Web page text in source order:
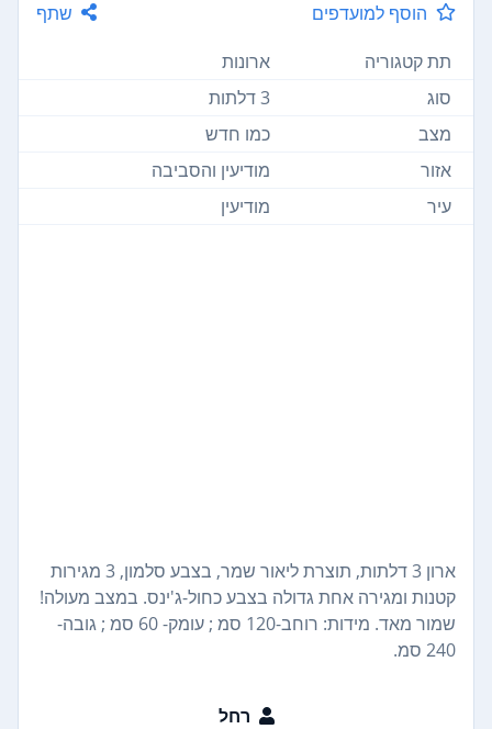
הוסף למועדפים
שתף
תת קטגוריה
ארונות
סוג
3 דלתות
מצב
כמו חדש
אזור
מודיעין והסביבה
עיר
מודיעין
ארון 3 דלתות, תוצרת ליאור שמר, בצבע סלמון, 3 מגירות
קטנות ומגירה אחת גדולה בצבע כחול-ג'ינס. במצב מעולה!
שמור מאד. מידות: רוחב-120 סמ ; עומק- 60 סמ ; גובה-
240 סמ.
רחל